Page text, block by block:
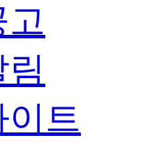
고
이트